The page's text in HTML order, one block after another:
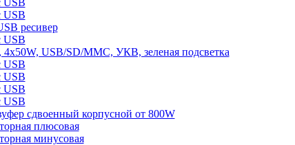
USB
USB
ресивер
USB
USB/SD/MMC, УКВ, зеленая подсветка
USB
USB
USB
USB
сдвоенный корпусной от 800W
плюсовая
минусовая